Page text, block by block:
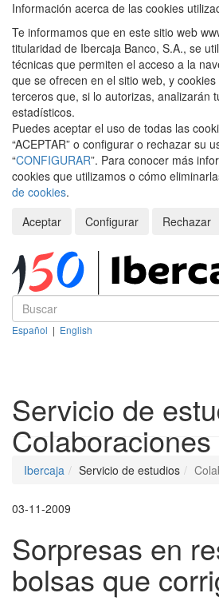
Información acerca de las cookies
Te informamos que en este sitio web
titularidad de Ibercaja Banco, S.A., se
técnicas que permiten el acceso a la
que se ofrecen en el sitio web, y
terceros que, si lo autorizas, analizarán
estadísticos.
Puedes aceptar el uso de todas las
“ACEPTAR” o configurar o rechazar su
“CONFIGURAR”. Para conocer más
cookies que utilizamos o cómo
de cookies.
Aceptar
Configurar
Rechazar
Español | English
Servicio de
Colaboraciones
Ibercaja Servicio de estudios
03-11-2009
Sorpresas en
bolsas que